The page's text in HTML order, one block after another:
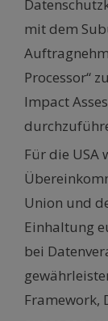
mit dem
Processor“
Impact
Für die USA
Union und
Einhaltung
bei
Framework,